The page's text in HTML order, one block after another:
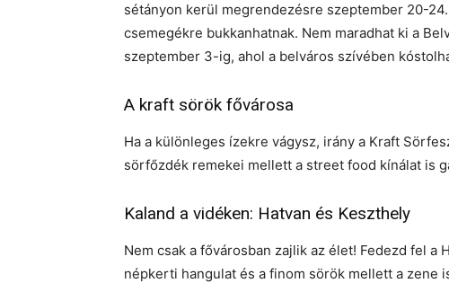
sétányon kerül megrendezésre szeptember 20-
csemegékre bukkanhatnak. Nem maradhat ki a
szeptember 3-ig, ahol a belváros szívében
A kraft sörök fővárosa
Ha a különleges ízekre vágysz, irány a Kraft
sörfőzdék remekei mellett a street food kínálat is
Kaland a vidéken: Hatvan és Keszthely
Nem csak a fővárosban zajlik az élet! Fedezd fel
népkerti hangulat és a finom sörök mellett a zene